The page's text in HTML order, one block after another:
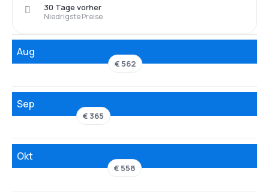
Niedrigste Preise
30 Tage vorher
Aug
€ 562
Sep
€ 365
Okt
€ 558